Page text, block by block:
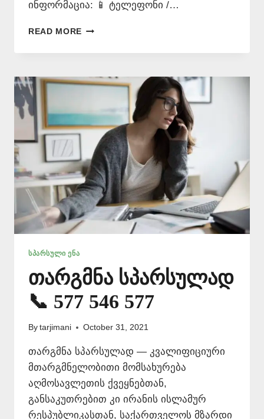
ინფორმაცია: 📱 ტელეფონი /…
READ MORE ᲑᲔᲠᲫᲜᲣᲚᲐᲓ
–
546
ᲡᲞᲐᲠᲡᲣᲚᲘ ᲔᲜᲐ
თარგმნა სპარსულად
📞 577 546 577
By tarjimani October 31, 2021
თარგმნა სპარსულად — კვალიფიციური
მთარგმნელობითი მომსახურება
აღმოსავლეთის ქვეყნებთან,
განსაკუთრებით კი ირანის ისლამურ
რესპუბლიკასთან, საქართველოს მზარდი